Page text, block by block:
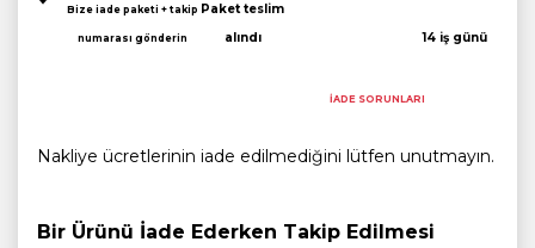
Bize iade paketi + takip
numarası gönderin
Paket teslim
alındı
14 iş günü
İADE SORUNLARI
Nakliye ücretlerinin iade edilmediğini lütfen unutmayın.
Bir Ürünü İade Ederken Takip Edilmesi